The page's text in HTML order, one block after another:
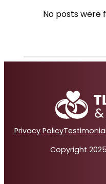
No posts were
Privacy Policy
Copyright